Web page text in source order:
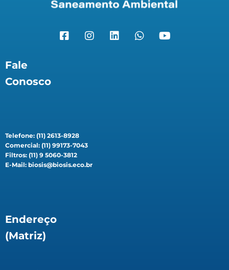
Fale
Conosco
Telefone: (11) 2613-8928
Comercial: (11) 99173-7043
Filtros: (11) 9 5060-3812
E-Mail: biosis@biosis.eco.br
Endereço
(Matriz)